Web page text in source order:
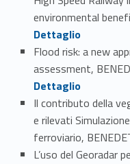
environmental
Dettaglio
Flood risk: a new
assessment,
Dettaglio
Il contributo della
e rilevati
ferroviario,
L’uso del Georadar